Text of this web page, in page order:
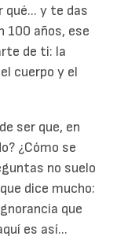
qué... y te das
100 años, ese
de ti: la
cuerpo y el
ser que, en
¿Cómo se
no suelo
dice mucho:
que
es así...